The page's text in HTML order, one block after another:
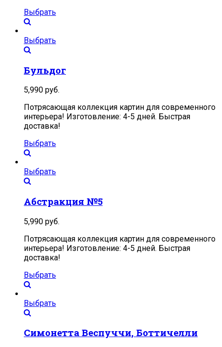
Выбрать
Выбрать
Бульдог
5,990 руб.
Потрясающая коллекция картин для современного
интерьера! Изготовление: 4-5 дней. Быстрая
доставка!
Выбрать
Выбрать
Абстракция №5
5,990 руб.
Потрясающая коллекция картин для современного
интерьера! Изготовление: 4-5 дней. Быстрая
доставка!
Выбрать
Выбрать
Симонетта Веспуччи, Боттичелли